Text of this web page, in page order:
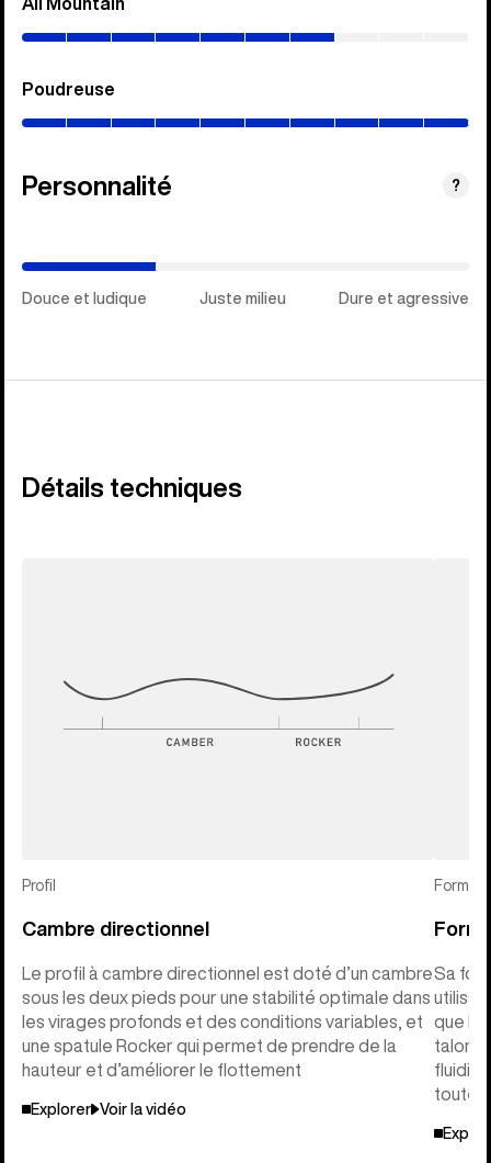
Poudreuse
Personnalité ?
Douce et ludique Juste milieu Dure et agressive
Détails techniques
Profil
Cambre directionnel
Le profil à cambre directionnel est doté d’un cambre
sous les deux pieds pour une stabilité optimale dans
les virages profonds et des conditions variables, et
une spatule Rocker qui permet de prendre de la
hauteur et d’améliorer le flottement
Explorer Voir la vidéo
Forme
Sa
que le
talon
fluidité
toutes